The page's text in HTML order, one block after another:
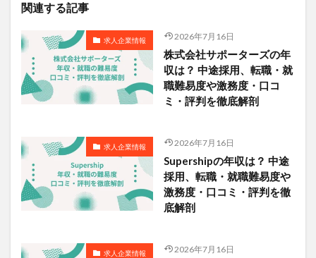
関連する記事
求人企業情報 2026年7月16日
株式会社サポーターズの年
収は？ 中途採用、転職・就
職難易度や激務度・口コ
ミ・評判を徹底解剖
求人企業情報 2026年7月16日
Supershipの年収は？ 中途
採用、転職・就職難易度や
激務度・口コミ・評判を徹
底解剖
求人企業情報 2026年7月16日